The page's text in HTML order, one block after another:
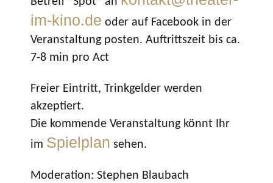
im-kino.de oder auf Facebook in der
Veranstaltung posten. Auftrittszeit bis ca.
7-8 min pro Act
Freier Eintritt, Trinkgelder werden
akzeptiert.
Die kommende Veranstaltung könnt Ihr
im Spielplan sehen.
Moderation: Stephen Blaubach